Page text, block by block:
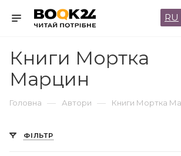
RU
Книги Мортка
Марцин
Головна — Автори — Книги Мортка
ФІЛЬТР